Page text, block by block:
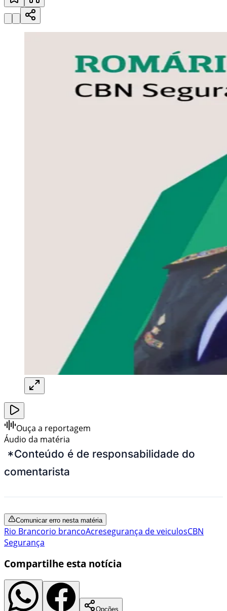
Ouça a reportagem
Áudio da matéria
*Conteúdo é de responsabilidade do
comentarista
Comunicar erro nesta matéria
Rio Brancorio brancoAcresegurança de veiculosCBN
Segurança
Compartilhe esta notícia
Opções